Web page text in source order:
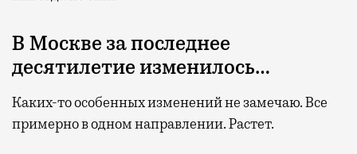
В Москве за последнее
десятилетие изменилось…
Каких-то особенных изменений не замечаю. Все
примерно в одном направлении. Растет.